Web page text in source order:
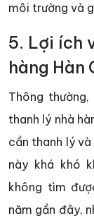
môi trường và
5. Lợi ích
hàng Hàn
Thông
thanh lý nhà
cần thanh lý
này khá khó
không tìm
năm gần đây,